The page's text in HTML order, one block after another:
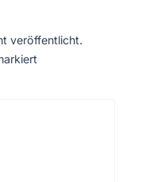
veröffentlicht.